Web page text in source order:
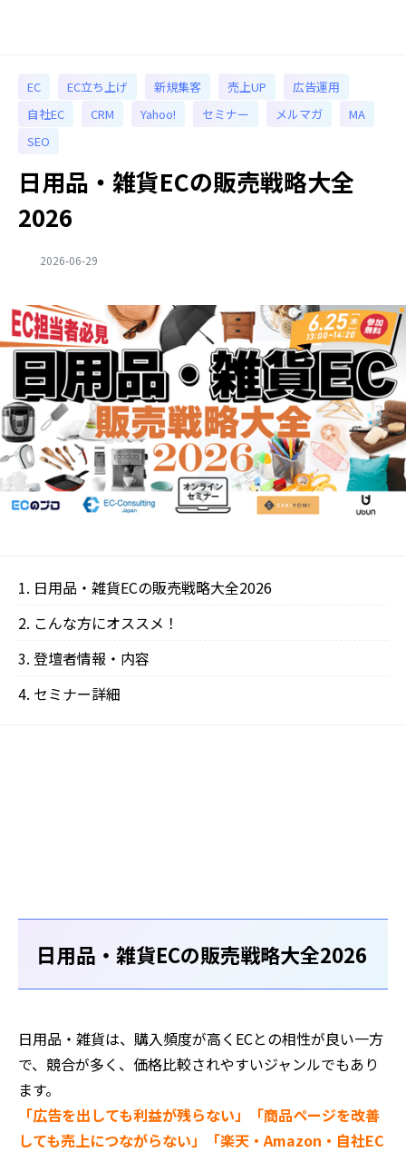
EC EC立ち上げ 新規集客 売上UP
広告運用
自社EC
CRM Yahoo! セミナー メルマガ
MA
SEO
日用品・雑貨ECの販売戦略大全
2026
2026-06-29
日用品・雑貨ECの販売戦略大全2026
こんな方にオススメ！
登壇者情報・内容
‍セミナー詳細
日用品・雑貨ECの販売戦略大全2026
日用品・雑貨は、購入頻度が高くECとの相性が良い一方
で、競合が多く、価格比較されやすいジャンルでもあり
ます。
「広告を出しても利益が残らない」「商品ページを改善
しても売上につながらない」「楽天・Amazon・自社EC